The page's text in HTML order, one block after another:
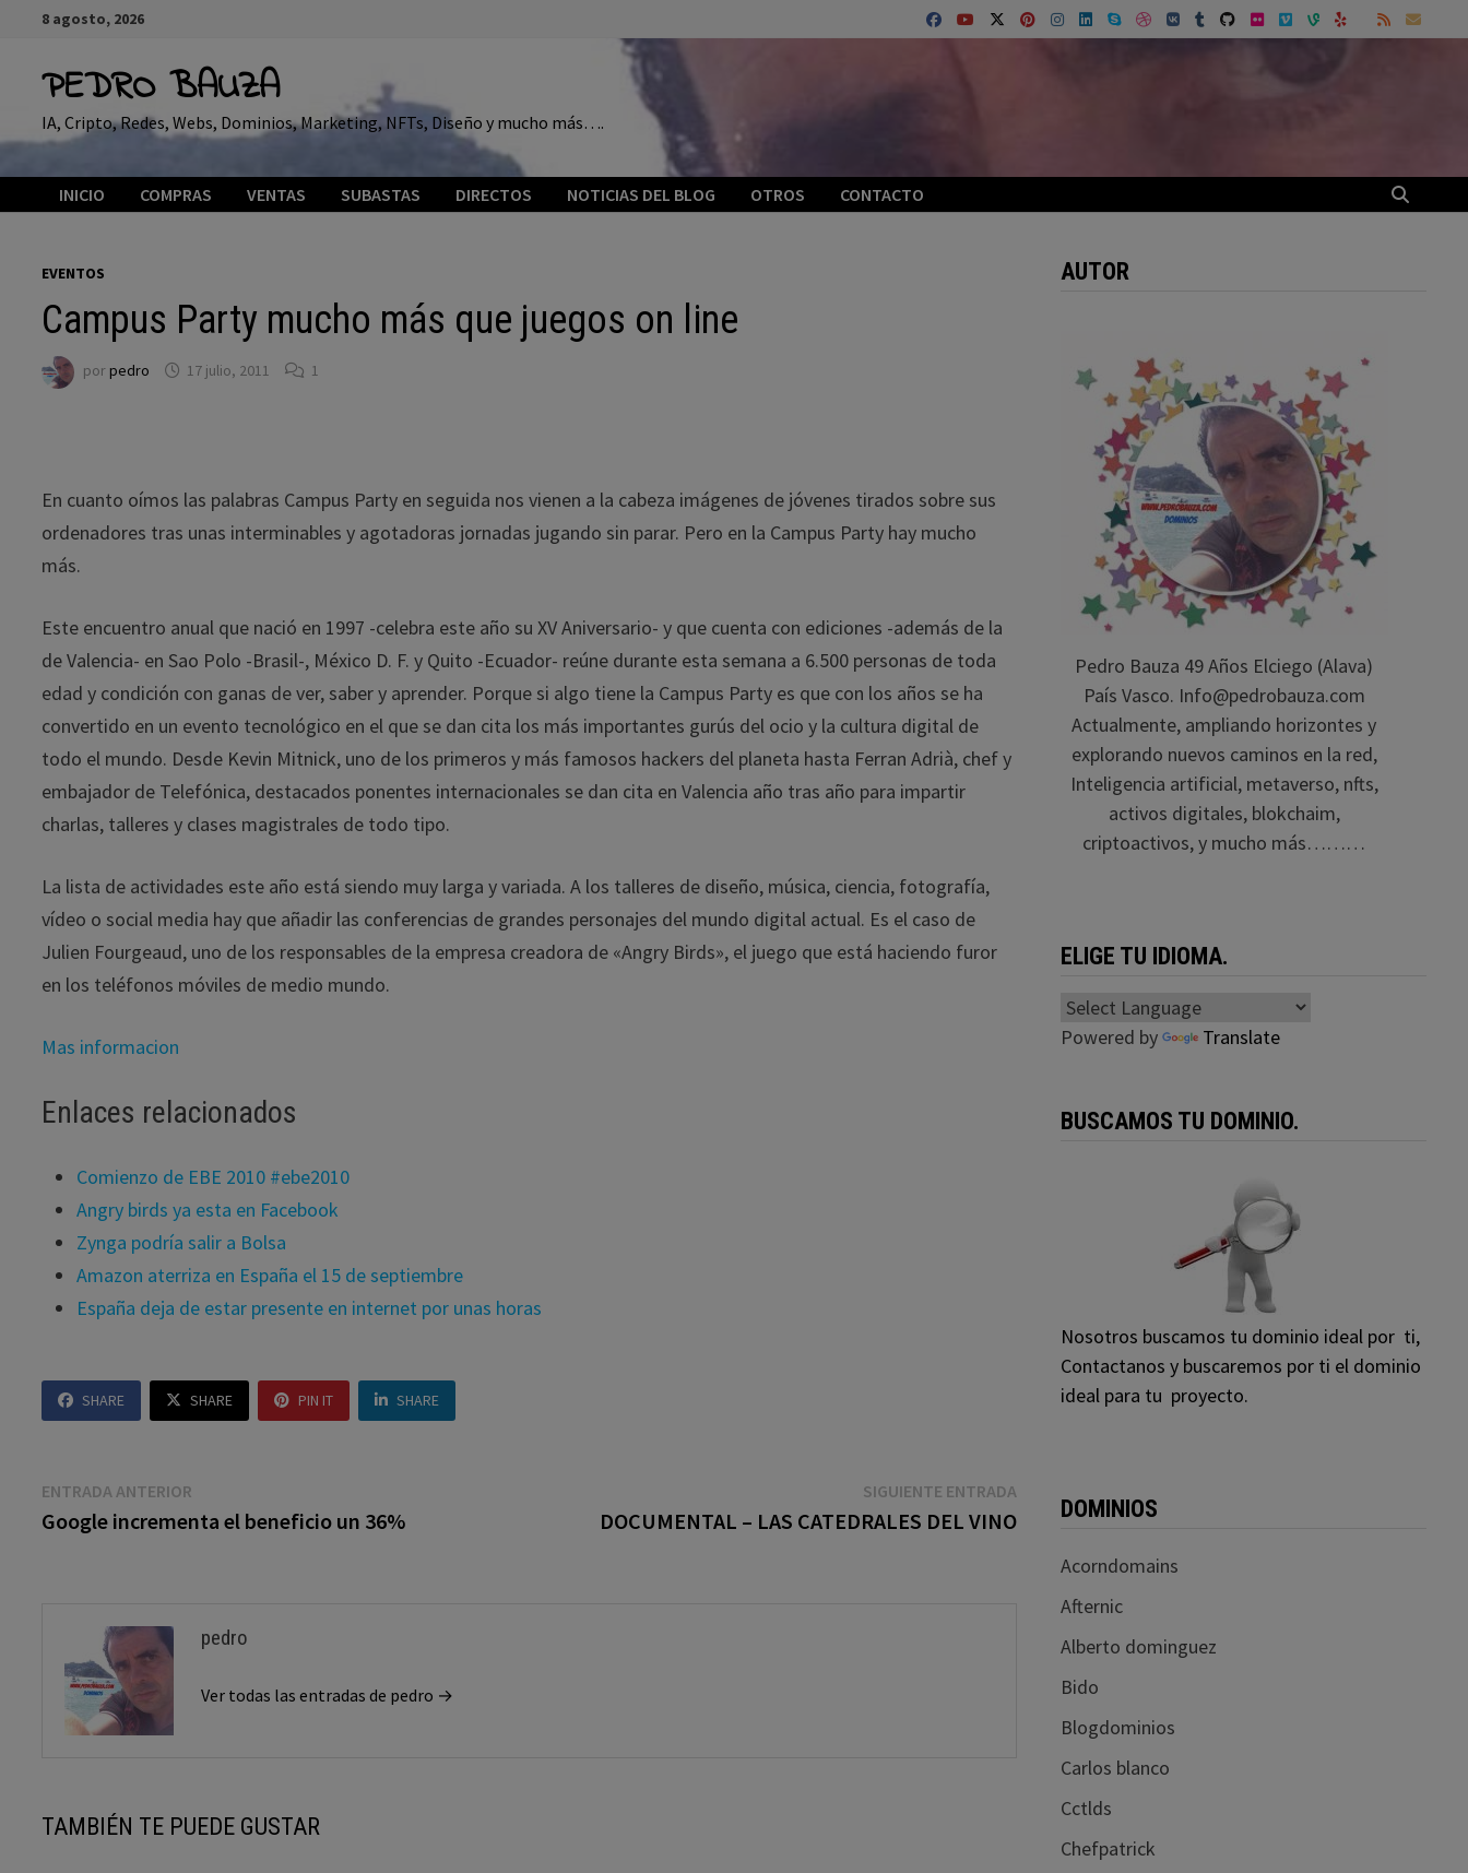
Saltar
contenido
8 agosto, 2026
PEDRO BAUZA
IA, Cripto, Redes, Webs, Dominios, Marketing, NFTs, Diseño y mucho más….
INICIO COMPRAS VENTAS SUBASTAS DIRECTOS NOTICIAS DEL BLOG OTROS CONTACTO
EVENTOS
Campus Party mucho más que juegos on line
porpedro 17 julio, 2011 1
En cuanto oímos las palabras Campus Party en seguida nos vienen a la cabeza imágenes de jóvenes tirados sobre sus
ordenadores tras unas interminables y agotadoras jornadas jugando sin parar. Pero en la Campus Party hay mucho
más.
Este encuentro anual que nació en 1997 -celebra este año su XV Aniversario- y que cuenta con ediciones -además de la
de Valencia- en Sao Polo -Brasil-, México D. F. y Quito -Ecuador- reúne durante esta semana a 6.500 personas de toda
edad y condición con ganas de ver, saber y aprender. Porque si algo tiene la Campus Party es que con los años se ha
convertido en un evento tecnológico en el que se dan cita los más importantes gurús del ocio y la cultura digital de
todo el mundo. Desde Kevin Mitnick, uno de los primeros y más famosos hackers del planeta hasta Ferran Adrià, chef y
embajador de Telefónica, destacados ponentes internacionales se dan cita en Valencia año tras año para impartir
charlas, talleres y clases magistrales de todo tipo.
La lista de actividades este año está siendo muy larga y variada. A los talleres de diseño, música, ciencia, fotografía,
vídeo o social media hay que añadir las conferencias de grandes personajes del mundo digital actual. Es el caso de
Julien Fourgeaud, uno de los responsables de la empresa creadora de «Angry Birds», el juego que está haciendo furor
en los teléfonos móviles de medio mundo.
Mas informacion
Enlaces relacionados
Comienzo de EBE 2010 #ebe2010
Angry birds ya esta en Facebook
Zynga podría salir a Bolsa
Amazon aterriza en España el 15 de septiembre
España deja de estar presente en internet por unas horas
SHARE SHARE PIN IT SHARE
Navegación
de
ENTRADA ANTERIOR
anterior:
Google incrementa el beneficio un 36%
SIGUIENTE ENTRADAEntrada
siguiente:
DOCUMENTAL – LAS CATEDRALES DEL VINO
pedro
Ver todas las entradas de pedro →
TAMBIÉN TE PUEDE GUSTAR
AUTOR
Pedro Bauza 49 Años Elciego (Alava)
País Vasco. Info@pedrobauza.com
Actualmente, ampliando horizontes y
explorando nuevos caminos en la red,
Inteligencia artificial, metaverso, nfts,
activos digitales, blokchaim,
criptoactivos, y mucho más………
ELIGE TU IDIOMA.
Powered by Translate
BUSCAMOS TU DOMINIO.
Nosotros buscamos tu dominio ideal por ti,
Contactanos y buscaremos por ti el dominio
ideal para tu proyecto.
DOMINIOS
Acorndomains
Afternic
Alberto dominguez
Bido
Blogdominios
Carlos blanco
Cctlds
Chefpatrick